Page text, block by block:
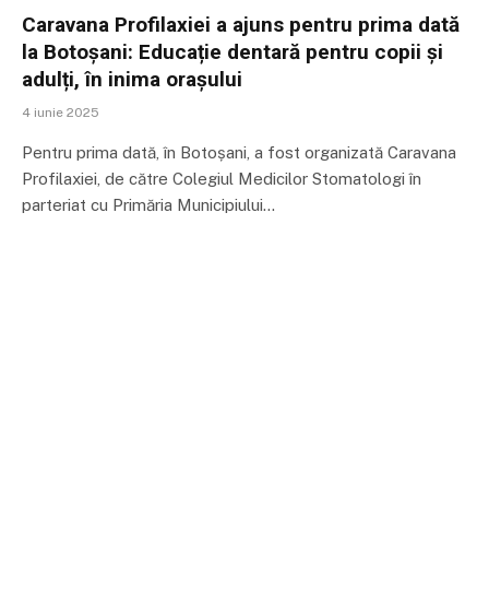
Caravana Profilaxiei a ajuns pentru prima dată
la Botoșani: Educație dentară pentru copii și
adulți, în inima orașului
4 iunie 2025
Pentru prima dată, în Botoșani, a fost organizată Caravana
Profilaxiei, de către Colegiul Medicilor Stomatologi în
parteriat cu Primăria Municipiului…